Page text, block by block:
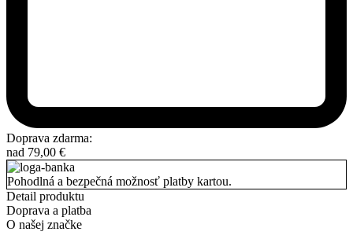
Doprava zdarma:
nad 79,00 €
Pohodlná a bezpečná možnosť platby kartou.
Detail produktu
Doprava a platba
O našej značke